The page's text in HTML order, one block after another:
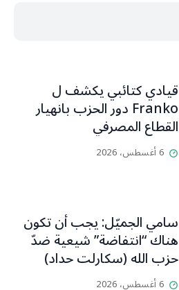
قيادي كتائبي يكشف ل
Franko دور الحزب بانهيار
القطاع المصرفي
6 أغسطس، 2026
سامي الجميّل: يجب أن تكون
هناك “انتفاضة” شيعية ضدّ
حزب الله (سكارلت حداد)
6 أغسطس، 2026